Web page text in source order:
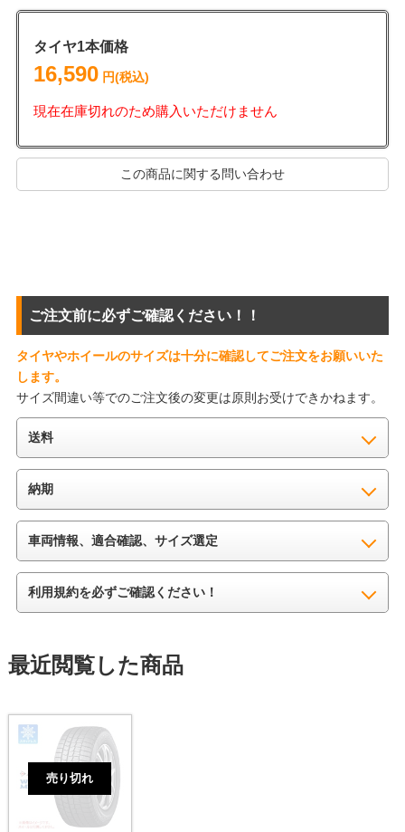
タイヤ1本価格
16,590円(税込)
現在在庫切れのため購入いただけません
この商品に関する問い合わせ
ご注文前に必ずご確認ください！！
タイヤやホイールのサイズは十分に確認してご注文をお願いいた
します。
サイズ間違い等でのご注文後の変更は原則お受けできかねます。
送料
納期
車両情報、適合確認、サイズ選定
利用規約を必ずご確認ください！
最近閲覧した商品
売り切れ